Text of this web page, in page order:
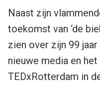
Naast zijn
toekomst van ‘de
zien over zijn 99
nieuwe media en
TEDxRotterdam in